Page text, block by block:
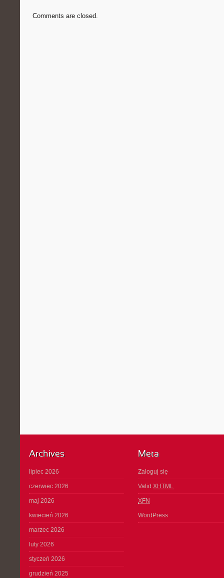
Comments are closed.
Archives
lipiec 2026
czerwiec 2026
maj 2026
kwiecień 2026
marzec 2026
luty 2026
styczeń 2026
grudzień 2025
Meta
Zaloguj się
Valid XHTML
XFN
WordPress